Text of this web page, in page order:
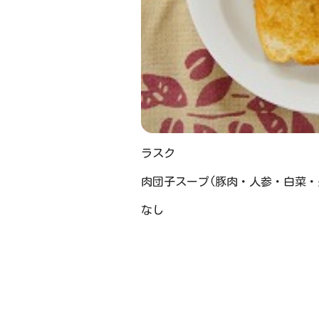
ラスク
肉団子スープ(豚肉・人参・白菜
なし